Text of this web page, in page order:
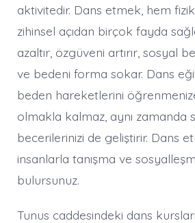
aktivitedir. Dans etmek, hem
zihinsel açıdan birçok fayda
azaltır, özgüveni artırır, sosyal
ve bedeni forma sokar. Dans
beden hareketlerini
olmakla kalmaz, aynı zamanda
becerilerinizi de geliştirir. Dans
insanlarla tanışma ve
bulursunuz.
Tunus caddesindeki dans